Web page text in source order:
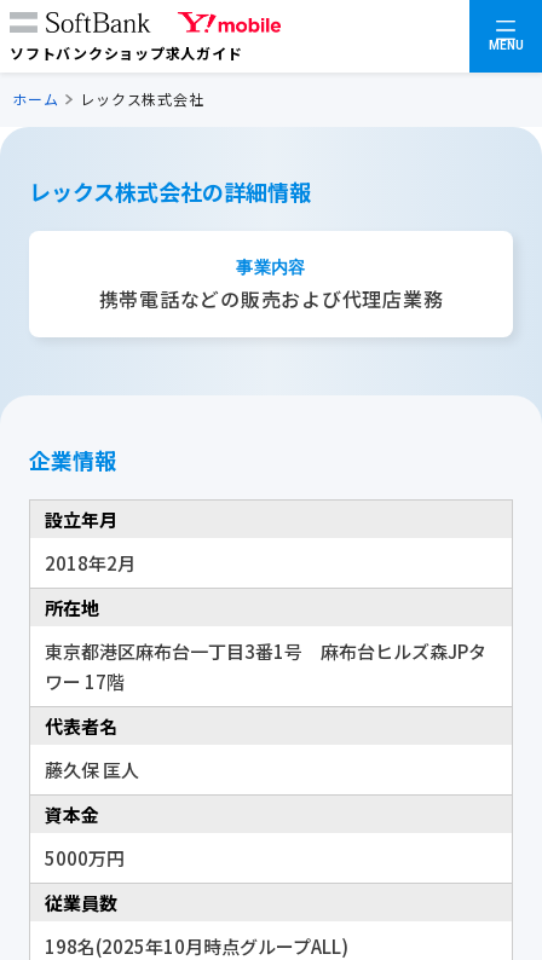
ソフトバンクショップ求人ガイド MENU
ホーム レックス株式会社
レックス株式会社の詳細情報
事業内容
携帯電話などの販売および代理店業務
企業情報
設立年月
2018年2月
所在地
東京都港区麻布台一丁目3番1号 麻布台ヒルズ森JPタ
ワー 17階
代表者名
藤久保 匡人
資本金
5000万円
従業員数
198名(2025年10月時点グループALL)